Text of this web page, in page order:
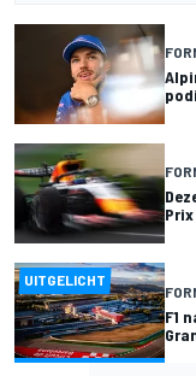
UITGELICHT
F1